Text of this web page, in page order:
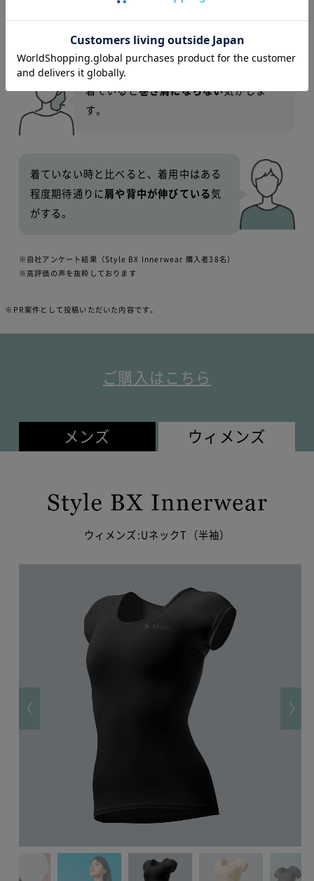
服の色を気にせず、姿勢補正
もでき嬉し
い限りです。
着ていると巻き肩にならない気がしま
す。
着ていない時と比べると、着用中はある
程度期待通りに 肩や背中が伸びている 気
がする。
※自社アンケート結果（Style BX Innerwear 購入者38名）
※高評価の声を抜粋しております
※PR案件として投稿いただいた内容です。
ご購入はこちら
メンズ ウィメンズ
ウィメンズ:UネックT（半袖）